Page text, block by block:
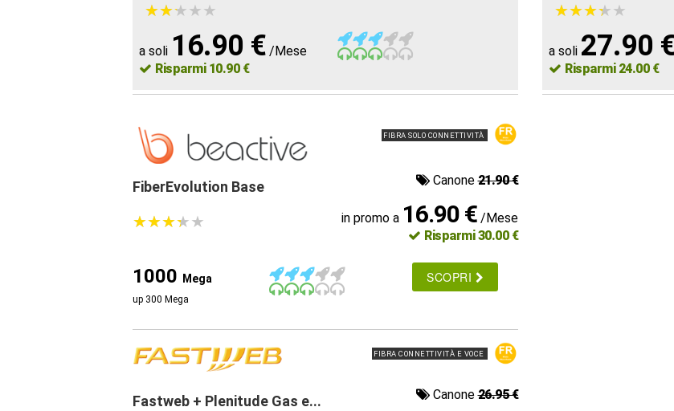
★★★★★
★★★★★
a soli 16.90 € /Mese
Risparmi 10.90 €
★★★★★
★★★★★
a soli 27.90
Risparmi 24.00 €
FIBRA SOLO CONNETTIVITÀ
FiberEvolution Base Canone21.90 €
★★★★★
★★★★★ in promo a 16.90 € /Mese
Risparmi 30.00 €
1000 Mega
up 300 Mega
SCOPRI
FIBRA CONNETTIVITÀ E VOCE
Fastweb + Plenitude Gas e... Canone26.95 €